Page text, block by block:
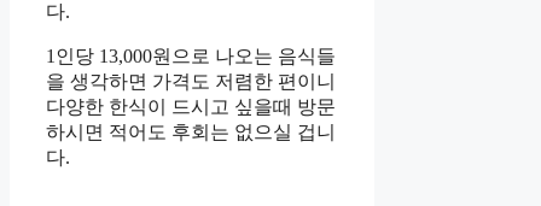
다.
1인당 13,000원으로 나오는 음식들
을 생각하면 가격도 저렴한 편이니
다양한 한식이 드시고 싶을때 방문
하시면 적어도 후회는 없으실 겁니
다.